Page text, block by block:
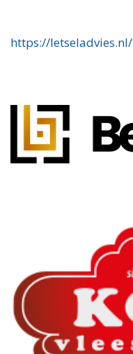
https://letseladvies.nl/